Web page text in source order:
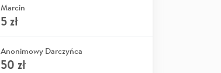
Marcin
5zł
Anonimowy Darczyńca
50 zł